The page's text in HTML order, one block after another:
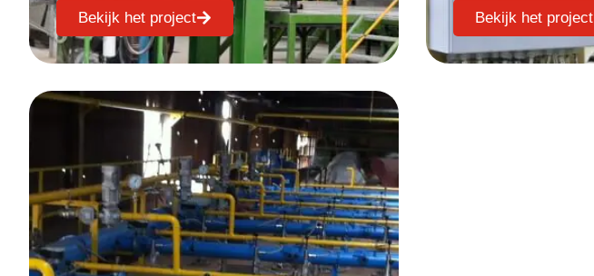
Bekijk het project Bekijk het project